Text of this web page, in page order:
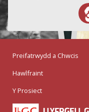
Preifatrwydd a Chwcis
Hawlfraint
Y Prosiect